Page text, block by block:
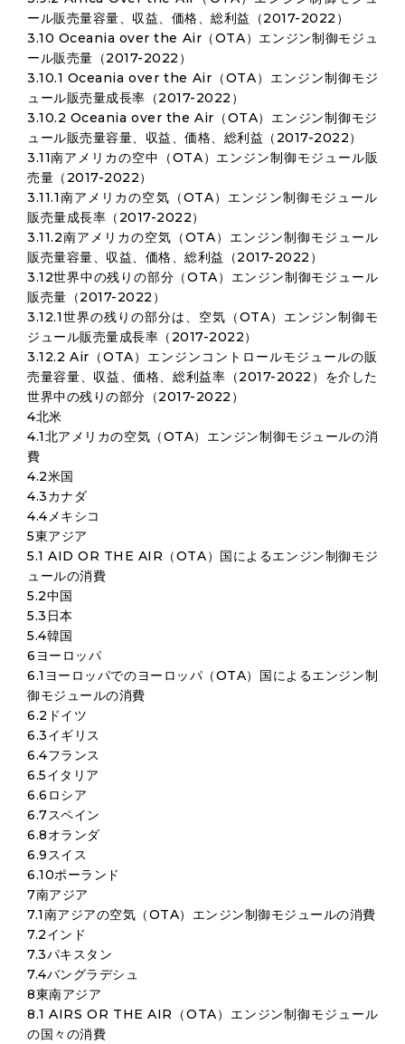
ール販売量容量、収益、価格、総利益（2017-2022）
3.10 Oceania over the Air（OTA）エンジン制御モジュ
ール販売量（2017-2022）
3.10.1 Oceania over the Air（OTA）エンジン制御モジ
ュール販売量成長率（2017-2022）
3.10.2 Oceania over the Air（OTA）エンジン制御モジ
ュール販売量容量、収益、価格、総利益（2017-2022）
3.11南アメリカの空中（OTA）エンジン制御モジュール販
売量（2017-2022）
3.11.1南アメリカの空気（OTA）エンジン制御モジュール
販売量成長率（2017-2022）
3.11.2南アメリカの空気（OTA）エンジン制御モジュール
販売量容量、収益、価格、総利益（2017-2022）
3.12世界中の残りの部分（OTA）エンジン制御モジュール
販売量（2017-2022）
3.12.1世界の残りの部分は、空気（OTA）エンジン制御モ
ジュール販売量成長率（2017-2022）
3.12.2 Air（OTA）エンジンコントロールモジュールの販
売量容量、収益、価格、総利益率（2017-2022）を介した
世界中の残りの部分（2017-2022）
4北米
4.1北アメリカの空気（OTA）エンジン制御モジュールの消
費
4.2米国
4.3カナダ
4.4メキシコ
5東アジア
5.1 AID OR THE AIR（OTA）国によるエンジン制御モジ
ュールの消費
5.2中国
5.3日本
5.4韓国
6ヨーロッパ
6.1ヨーロッパでのヨーロッパ（OTA）国によるエンジン制
御モジュールの消費
6.2ドイツ
6.3イギリス
6.4フランス
6.5イタリア
6.6ロシア
6.7スペイン
6.8オランダ
6.9スイス
6.10ポーランド
7南アジア
7.1南アジアの空気（OTA）エンジン制御モジュールの消費
7.2インド
7.3パキスタン
7.4バングラデシュ
8東南アジア
8.1 AIRS OR THE AIR（OTA）エンジン制御モジュール
の国々の消費